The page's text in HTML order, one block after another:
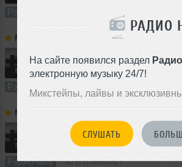
РАДИО
На сайте появился раздел Радио
электронную музыку 24/7!
Микстейпы, лайвы и
СЛУШАТЬ
Радио-шоу
Martin Garrix The Martin Garrix Show #608
60:00 857 раз 220
Радио-шоу В плейлист
Martin Garrix
851 раз
Радио-шоу В плейлист